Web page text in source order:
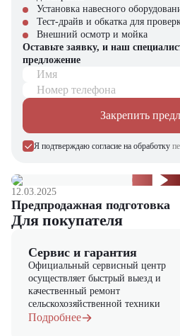
Установка навесного
Тест-драйв и обкатка для
Внешний осмотр и мойка
Оставьте заявку, и наш
предложение
Имя
Номер телефона
Закрепить
Я подтверждаю согласие на обработку
12.03.2025
Предпродажная подготовка
Для покупателя
Сервис и гарантия
Официальный сервисный центр
осуществляет быстрый выезд и
качественный ремонт
сельскохозяйственной техники
Подробнее